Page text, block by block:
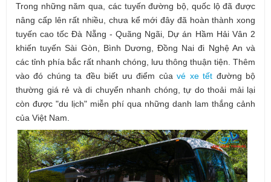
Trong những năm qua, các tuyến đường bộ, quốc lộ đã được
nâng cấp lên rất nhiều, chưa kể mới đây đã hoàn thành xong
tuyến cao tốc Đà Nẵng - Quãng Ngãi, Dự án Hầm Hải Vân 2
khiến tuyến Sài Gòn, Bình Dương, Đồng Nai đi Nghệ An và
các tỉnh phía bắc rất nhanh chóng, lưu thông thuận tiện. Thêm
vào đó chúng ta đều biết ưu điểm củavé xe tết đường bộ
thường giá rẻ và di chuyển nhanh chóng, tự do thoải mải lại
còn được "du lịch" miễn phí qua những danh lam thắng cảnh
của Việt Nam.